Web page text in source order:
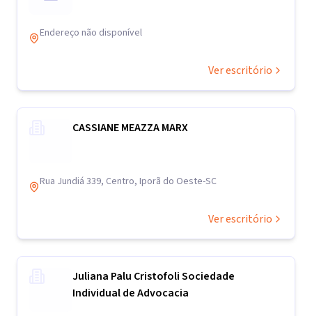
Endereço não disponível
Ver escritório
CASSIANE MEAZZA MARX
Rua Jundiá 339, Centro, Iporã do Oeste-SC
Ver escritório
Juliana Palu Cristofoli Sociedade
Individual de Advocacia